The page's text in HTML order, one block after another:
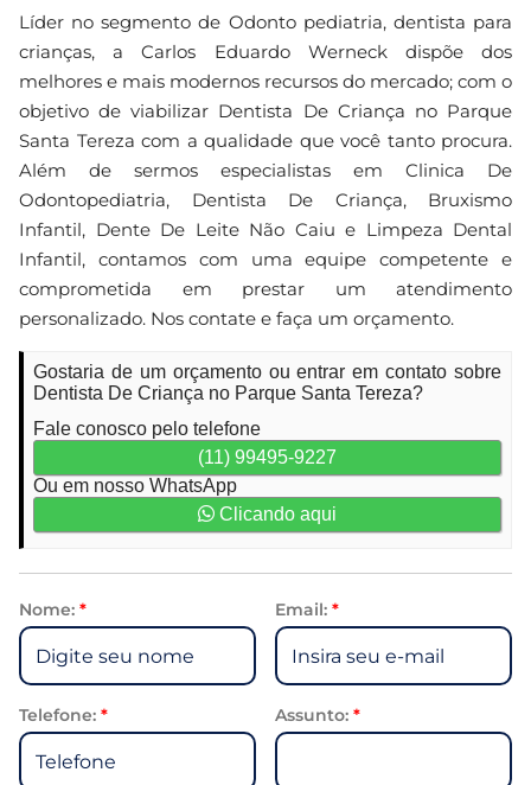
Líder no segmento de Odonto pediatria, dentista para
crianças, a Carlos Eduardo Werneck dispõe dos
melhores e mais modernos recursos do mercado; com o
objetivo de viabilizar Dentista De Criança no Parque
Santa Tereza com a qualidade que você tanto procura.
Além de sermos especialistas em Clinica De
Odontopediatria, Dentista De Criança, Bruxismo
Infantil, Dente De Leite Não Caiu e Limpeza Dental
Infantil, contamos com uma equipe competente e
comprometida em prestar um atendimento
personalizado. Nos contate e faça um orçamento.
Gostaria de um orçamento ou entrar em contato sobre
Dentista De Criança no Parque Santa Tereza?
Fale conosco pelo telefone
(11) 99495-9227
Ou em nosso WhatsApp
Clicando aqui
Nome: * Email: *
Telefone: * Assunto: *